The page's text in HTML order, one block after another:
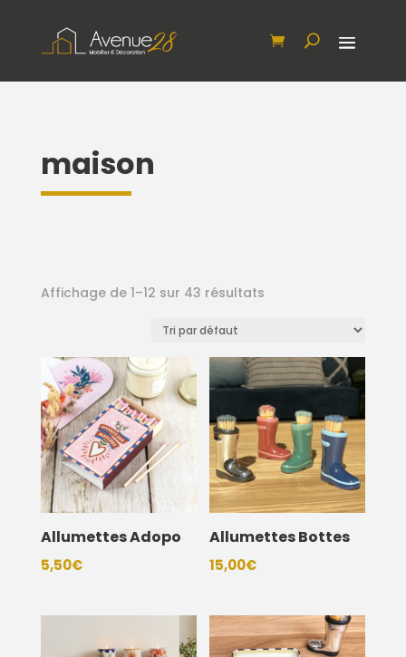
maison
Affichage de 1–12 sur 43 résultats
Allumettes Adopo
5,50€
Allumettes Bottes
15,00€